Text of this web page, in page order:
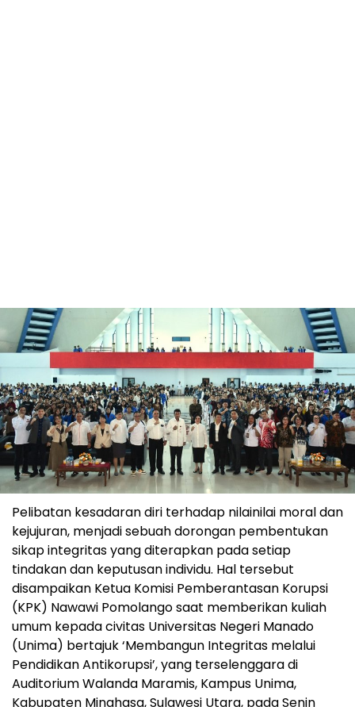
Pelibatan kesadaran diri terhadap nilainilai moral dan
kejujuran, menjadi sebuah dorongan pembentukan
sikap integritas yang diterapkan pada setiap
tindakan dan keputusan individu. Hal tersebut
disampaikan Ketua Komisi Pemberantasan Korupsi
(KPK) Nawawi Pomolango saat memberikan kuliah
umum kepada civitas Universitas Negeri Manado
(Unima) bertajuk ‘Membangun Integritas melalui
Pendidikan Antikorupsi’, yang terselenggara di
Auditorium Walanda Maramis, Kampus Unima,
Kabupaten Minahasa, Sulawesi Utara, pada Senin